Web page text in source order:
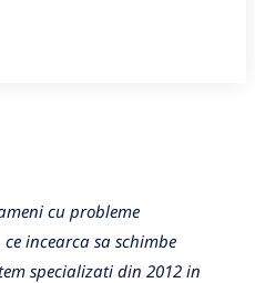
cu probleme
incearca sa schimbe
specializati din 2012 in